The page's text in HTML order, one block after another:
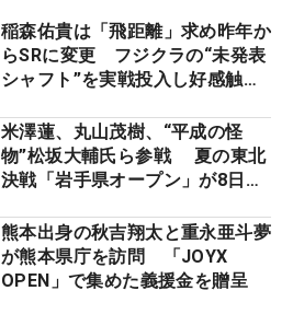
稲森佑貴は「飛距離」求め昨年か
らSRに変更 フジクラの“未発表
シャフト”を実戦投入し好感触
ーのヒトネタ！】
米澤蓮、丸山茂樹、“平成の怪
物”松坂大輔氏ら参戦 夏の東北
決戦「岩手県オープン」が8日開
熊本出身の秋吉翔太と重永亜斗夢
が熊本県庁を訪問 「JOYX
OPEN」で集めた義援金を贈呈